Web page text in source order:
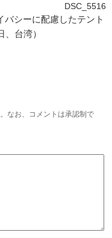
DSC_5516
バシーに配慮したテント
台湾）
なお、コメントは承認制で